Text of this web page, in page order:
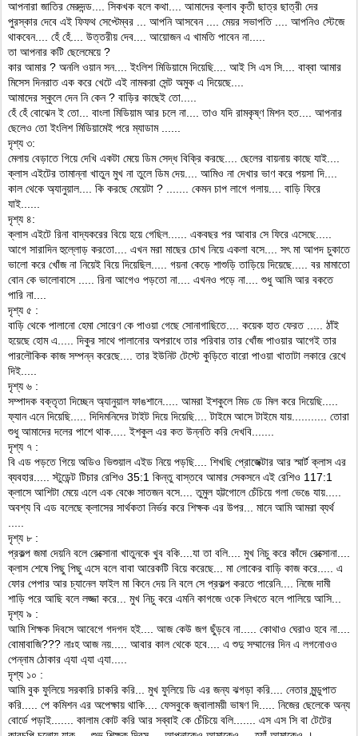
আপনারা জাতির মেরুদন্ড.... সিকখক বলে কথা.... আমাদের ক্লাব কৃতী ছাত্র ছাত্রী দের
পুরস্কার দেবে এই ফিফথ সেপ্টেম্বর ... আপনি আসবেন .... মেয়র সভাপতি .... আপনিও স্টেজে
থাকবেন.... হেঁ হেঁ.... উত্তরীয় দেব.... আয়োজন এ খামতি পাবেন না.....
তা আপনার কটি ছেলেমেয়ে ?
কার আমার ? অনলি ওয়ান সন.... ইংলিশ মিডিয়ামে দিয়েছি.... আই সি এস সি.... বাব্বা আমার
মিসেস দিনরাত এক করে খেটে এই নামকরা সেন্ট অমুক এ দিয়েছে....
আমাদের স্কুলে দেন নি কেন ? বাড়ির কাছেই তো.....
হেঁ হেঁ বোঝেন ই তো... বাংলা মিডিয়াম আর চলে না.... তাও যদি রামকৃষ্ণ মিশন হত.... আপনার
ছেলেও তো ইংলিশ মিডিয়ামেই পরে ম্যাডাম ......
দৃশ্য ৩:
মেলায় বেড়াতে গিয়ে দেখি একটা মেয়ে ডিম সেদ্ধ বিক্রি করছে.... ছেলের বায়নায় কাছে যাই....
ক্লাস এইটের তামান্না খাতুন মুখ না তুলে ডিম দেয়.... আমিও না দেখার ভাণ করে পয়সা দি....
কাল থেকে অ্যানুয়াল.... কি করছে মেয়েটা ? ....... কেমন চাপ লাগে গলায়.... বাড়ি ফিরে
যাই......
দৃশ্য ৪:
ক্লাস এইটে রিনা বাদ্যকরের বিয়ে হয়ে গেছিল...... একবছর পর আবার সে ফিরে এসেছে.....
আগে সারাদিন হুল্লোড় করতো.... এখন মরা মাছের চোখ নিয়ে একলা বসে.... সৎ মা আপদ চুকাতে
ভালো করে খোঁজ না নিয়েই বিয়ে দিয়েছিল..... গয়না কেড়ে শাশুড়ি তাড়িয়ে দিয়েছে..... বর মামাতো
বোন কে ভালোবাসে ..... রিনা আগেও পড়তো না.... এখনও পড়ে না.... শুধু আমি আর বকতে
পারি না....
দৃশ্য ৫ :
বাড়ি থেকে পালানো হেমা সোরেণ কে পাওয়া গেছে সোনাগাছিতে.... কয়েক হাত ফেরত ..... ঠাঁই
হয়েছে হোম এ..... দিকুর সাথে পালানোর অপরাধে তার পরিবার তার খোঁজ পাওয়ার আগেই তার
পারলৌকিক কাজ সম্পন্ন করেছে.... তার ইউনিট টেস্টে কুড়িতে বারো পাওয়া খাতাটা লকারে রেখে
দিই.....
দৃশ্য ৬ :
সম্পাদক বক্তৃতা দিচ্ছেন অ্যানুয়াল ফাঙশানে..... আমরা ইশকুলে মিড ডে মিল করে দিয়েছি.....
ফ্যান এনে দিয়েছি..... দিদিমনিদের টাইট দিয়ে দিয়েছি.... টাইমে আসে টাইমে যায়........... তোরা
শুধু আমাদের দলের পাশে থাক..... ইশকুল এর কত উন্নতি করি দেখবি.......
দৃশ্য ৭ :
বি এড পড়তে গিয়ে অডিও ভিশুয়াল এইড নিয়ে পড়ছি.... শিখছি প্রোজেক্টার আর স্মার্ট ক্লাস এর
ব্যবহার..... স্টুডেন্ট টিচার রেশিও 35:1 কিন্তু বাস্তবে আমার সেকসনে এই রেশিও 117:1
ক্লাসে আশিটা মেয়ে এলে এক বেঞ্চে সাতজন বসে.... তুমুল হট্টগোলে চেঁচিয়ে গলা ভেঙে যায়.....
অবশ্য বি এড বলেছে ক্লাসের সার্থকতা নির্ভর করে শিক্ষক এর উপর... মানে আমি আমরা ব্যর্থ
দৃশ্য ৮ :
প্রকল্প জমা দেয়নি বলে রেক্সোনা খাতুনকে খুব বকি....যা তা বলি.... মুখ নিচু করে কাঁদে রেক্সোনা....
ক্লাস শেষে পিছু পিছু এসে বলে বাবা আরেকটি বিয়ে করেছে... মা লোকের বাড়ি কাজ করে..... এ
ফোর পেপার আর চ্যানেল ফাইল মা কিনে দেয় নি বলে সে প্রকল্প করতে পারেনি.... নিজে দামী
শাড়ি পরে আছি বলে লজ্জা করে... মুখ নিচু করে এমনি কাগজে ওকে লিখতে বলে পালিয়ে আসি...
দৃশ্য ৯ :
আমি শিক্ষক দিবসে আবেগে গদগদ হই.... আজ কেউ জগ ছুঁড়বে না..... কোথাও ঘেরাও হবে না....
বোমাবাজি??? নাঃহ আজ নয়..... আবার কাল থেকে হবে.... এ শুদু সম্মানের দিন এ লগনোওও
পেন্নাম ঠোকার এ্যা এ্যা এ্যা.....
দৃশ্য ১০ :
আমি বুক ফুলিয়ে সরকারি চাকরি করি... মুখ ফুলিয়ে ডি এর জন্য ঝগড়া করি.... নেতার মুন্ডুপাত
করি..... পে কমিশন এর অপেক্ষায় থাকি.... ফেসবুকে জ্বালাময়ী ভাষণ দি..... নিজের ছেলেকে অন্য
বোর্ডে পড়াই....... কালাম কোট করি আর সব্বাই কে চেঁচিয়ে বলি....... এস এস সি বা টেটের